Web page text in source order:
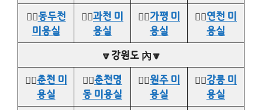
👉🏻동두천
미용실
👉🏻과천 미
용실
👉🏻가평 미
용실
👉🏻연천 미
용실
🔽강원도 內🔽
👉🏻춘천 미
용실
👉🏻춘천명
동 미용실
👉🏻원주 미
용실
👉🏻강릉 미
용실